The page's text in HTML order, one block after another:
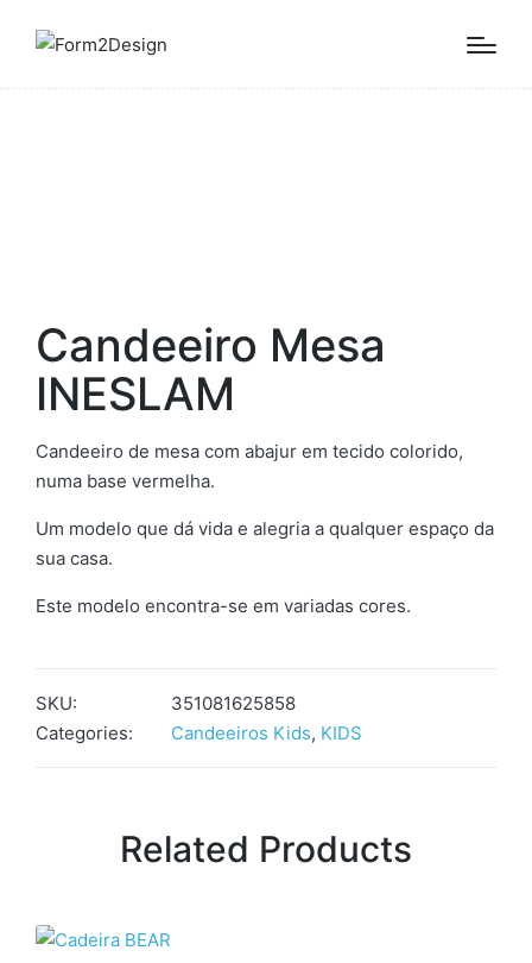
Candeeiro Mesa
INESLAM
Candeeiro de mesa com abajur em tecido colorido,
numa base vermelha.
Um modelo que dá vida e alegria a qualquer espaço da
sua casa.
Este modelo encontra-se em variadas cores.
SKU:
351081625858
Categories:
Candeeiros Kids, KIDS
Related Products